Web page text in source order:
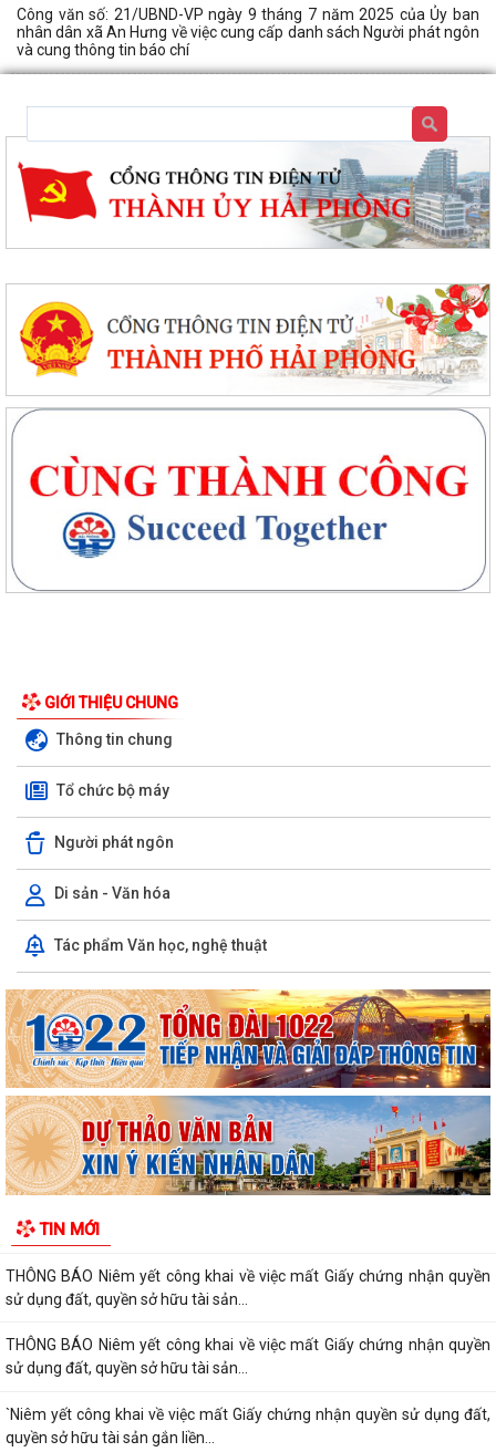
Công văn số: 21/UBND-VP ngày 9 tháng 7 năm 2025 của Ủy ban
nhân dân xã An Hưng về việc cung cấp danh sách Người phát ngôn
và cung thông tin báo chí
GIỚI THIỆU CHUNG
Thông tin chung
Tổ chức bộ máy
Người phát ngôn
Di sản - Văn hóa
Tác phẩm Văn học, nghệ thuật
TIN MỚI
Đảng Đảng ủy xã An Hưng về việc điều...
Kế hoạch số 197/KH-UBND ngày 06/8/2026 của UBND xã An Hưng về
việc triển khai hoạt động chăm sóc...
Công văn số 1487/UBND-VHXH ngày 06/8/2026 của UBND xã An
Hưng về việc tăng cường công tác truyền...
THÔNG BÁO Niêm yết công khai về việc mất Giấy chứng nhận quyền
sử dụng đất, quyền sở hữu tài sản...
dụng đất, quyền sở hữu tài sản...
THÔNG BÁO Niêm yết công khai về việc mất Giấy chứng nhận quyền
sử dụng đất, quyền sở hữu tài sản...
THÔNG BÁO Niêm yết công khai về việc mất Giấy chứng nhận quyền
sử dụng đất, quyền sở hữu tài sản...
`Niêm yết công khai về việc mất Giấy chứng nhận quyền sử dụng đất,
quyền sở hữu tài sản gắn liền...